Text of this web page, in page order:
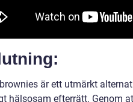
är ett utmärkt
hälsosam efterrätt. Genom